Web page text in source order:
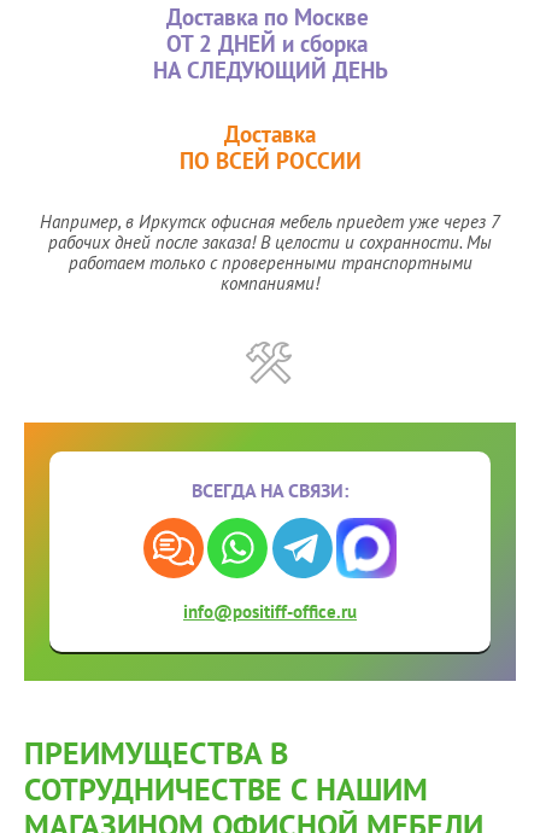
Доставка по Москве
ОТ 2 ДНЕЙ и сборка
НА СЛЕДУЮЩИЙ ДЕНЬ
Доставка
ПО ВСЕЙ РОССИИ
Например, в Иркутск офисная мебель приедет уже через 7
рабочихдней после заказа! В целости и сохранности. Мы
работаем только с проверенными транспортными
компаниями!
ВСЕГДА НА СВЯЗИ:
info@positiff-office.ru
ПРЕИМУЩЕСТВА В
СОТРУДНИЧЕСТВЕ С НАШИМ
МАГАЗИНОМ ОФИСНОЙ МЕБЕЛИ